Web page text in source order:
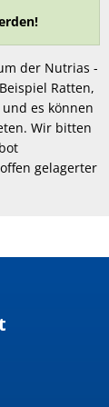
der Nutrias -
Ratten,
es können
Wir bitten
gelagerter